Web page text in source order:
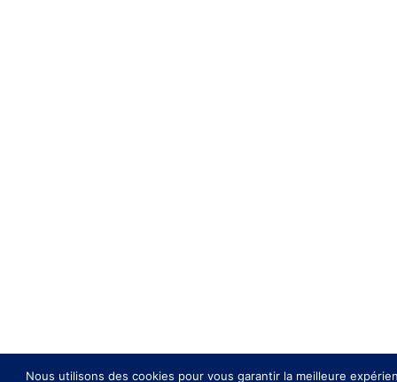
Nous utilisons des cookies pour vous garantir la meilleure